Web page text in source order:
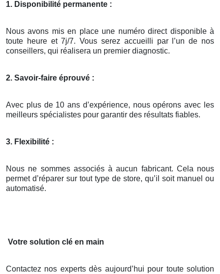
1. Disponibilité permanente :
Nous avons mis en place une numéro direct disponible à
toute heure et 7j/7. Vous serez accueilli par l’un de nos
conseillers, qui réalisera un premier diagnostic.
2. Savoir-faire éprouvé :
Avec plus de 10 ans d’expérience, nous opérons avec les
meilleurs spécialistes pour garantir des résultats fiables.
3. Flexibilité :
Nous ne sommes associés à aucun fabricant. Cela nous
permet d’réparer sur tout type de store, qu’il soit manuel ou
automatisé.
Votre solution clé en main
Contactez nos experts dès aujourd’hui pour toute solution